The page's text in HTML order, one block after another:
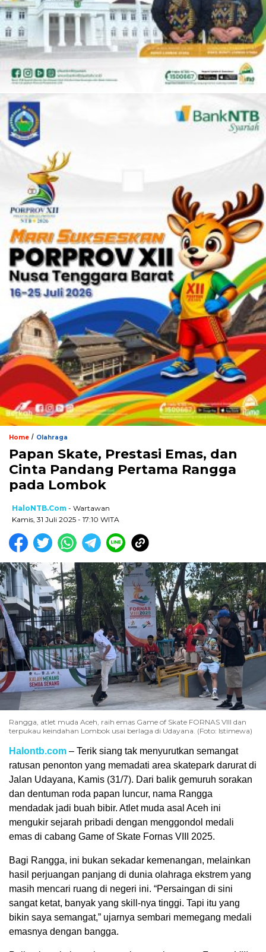
Home / Olahraga
Papan Skate, Prestasi Emas, dan
Cinta Pandang Pertama Rangga
pada Lombok
HaloNTB.com - Wartawan
Kamis, 31 Juli 2025 - 17:10 WITA
Rangga, atlet muda Aceh, raih emas Game of Skate FORNAS VIII dan
terpukau keindahan Lombok usai berlaga di Udayana. (Foto: Istimewa)
Halontb.com – Terik siang tak menyurutkan semangat
ratusan penonton yang memadati area skatepark darurat di
Jalan Udayana, Kamis (31/7). Dari balik gemuruh sorakan
dan dentuman roda papan luncur, nama Rangga
mendadak jadi buah bibir. Atlet muda asal Aceh ini
mengukir sejarah pribadi dengan menggondol medali
emas di cabang Game of Skate Fornas VIII 2025.
Bagi Rangga, ini bukan sekadar kemenangan, melainkan
hasil perjuangan panjang di dunia olahraga ekstrem yang
masih mencari ruang di negeri ini. “Persaingan di sini
sangat ketat, banyak yang skill-nya tinggi. Tapi itu yang
bikin saya semangat,” ujarnya sembari memegang medali
emasnya dengan bangga.